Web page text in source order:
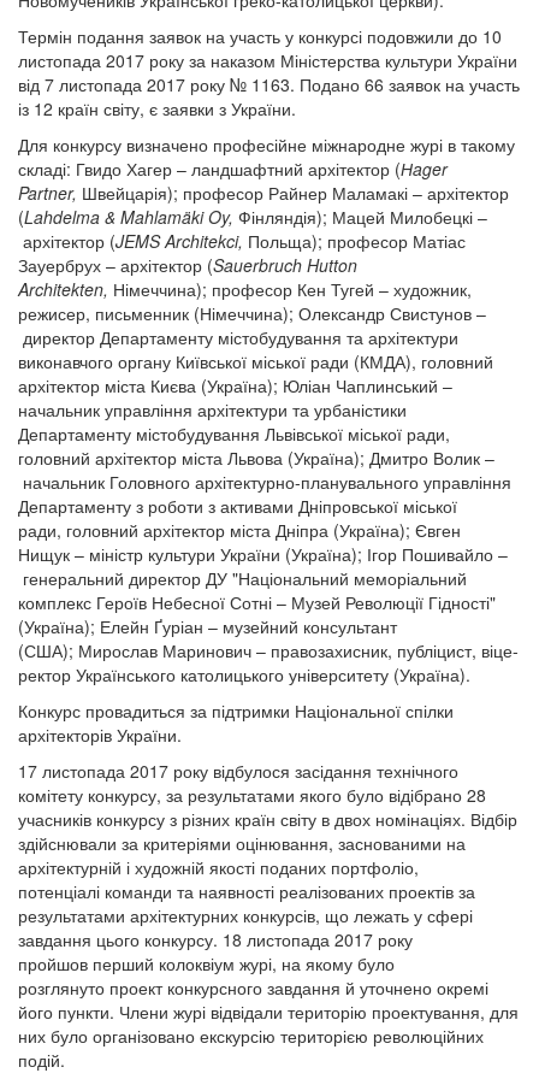
Термін подання заявок на участь у конкурсі подовжили до 10
листопада 2017 року за наказом Міністерства культури України
від 7 листопада 2017 року № 1163. Подано 66 заявок на участь
із 12 країн світу, є заявки з України.
Для конкурсу визначено професійне міжнародне журі в такому
складі: Гвидо Хагер – ландшафтний архітектор (Нager
Partner, Швейцарія); професор Райнер Маламакі – архітектор
(Lahdelma & Mahlamäki Oy, Фінляндія); Мацей Милобецкі –
архітектор (JEMS Architekci, Польща); професор Матіас
Зауербрух – архітектор (Sauerbruch Hutton
Architekten, Німеччина); професор Кен Тугей – художник,
режисер, письменник (Німеччина); Олександр Свистунов –
директор Департаменту містобудування та архітектури
виконавчого органу Київської міської ради (КМДА), головний
архітектор міста Києва (Україна); Юліан Чаплинський –
начальник управління архітектури та урбаністики
Департаменту містобудування Львівської міської ради,
головний архітектор міста Львова (Україна); Дмитро Волик –
начальник Головного архітектурно-планувального управління
Департаменту з роботи з активами Дніпровської міської
ради, головний архітектор міста Дніпра (Україна); Євген
Нищук – міністр культури України (Україна); Ігор Пошивайло –
генеральний директор ДУ "Національний меморіальний
комплекс Героїв Небесної Сотні – Музей Революції Гідності"
(Україна); Елейн Ґуріан – музейний консультант
(США); Мирослав Маринович – правозахисник, публіцист, віце-
ректор Українського католицького університету (Україна).
Конкурс провадиться за підтримки Національної спілки
архітекторів України.
17 листопада 2017 року відбулося засідання технічного
комітету конкурсу, за результатами якого було відібрано 28
учасників конкурсу з різних країн світу в двох номінаціях. Відбір
здійснювали за критеріями оцінювання, заснованими на
архітектурній і художній якості поданих портфоліо,
потенціалі команди та наявності реалізованих проектів за
результатами архітектурних конкурсів, що лежать у сфері
завдання цього конкурсу. 18 листопада 2017 року
пройшов перший колоквіум журі, на якому було
розглянуто проект конкурсного завдання й уточнено окремі
його пункти. Члени журі відвідали територію проектування, для
них було організовано екскурсію територією революційних
подій.